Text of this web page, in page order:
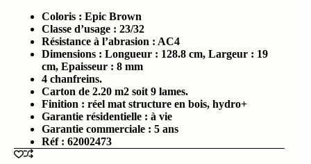
Coloris : Epic Brown
Classe d’usage : 23/32
Résistance à l’abrasion : AC4
Dimensions : Longueur : 128.8 cm, Largeur : 19
cm, Epaisseur : 8 mm
4 chanfreins.
Carton de 2.20 m2 soit 9 lames.
Finition : réel mat structure en bois, hydro+
Garantie résidentielle : à vie
Garantie commerciale : 5 ans
Réf : 62002473